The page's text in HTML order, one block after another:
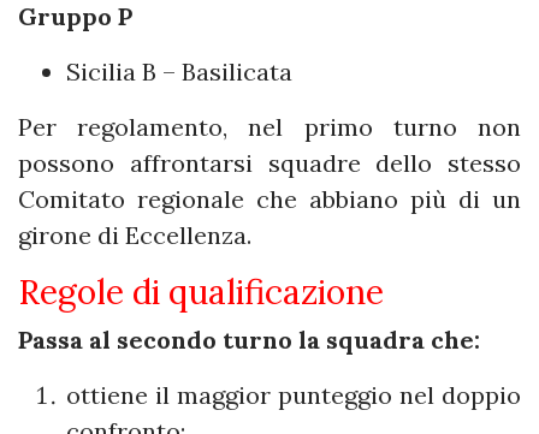
Gruppo P
Sicilia B – Basilicata
Per regolamento, nel primo turno non
possono affrontarsi squadre dello stesso
Comitato regionale che abbiano più di un
girone di Eccellenza.
Regole di qualificazione
Passa al secondo turno la squadra che:
ottiene il maggior punteggio nel doppio